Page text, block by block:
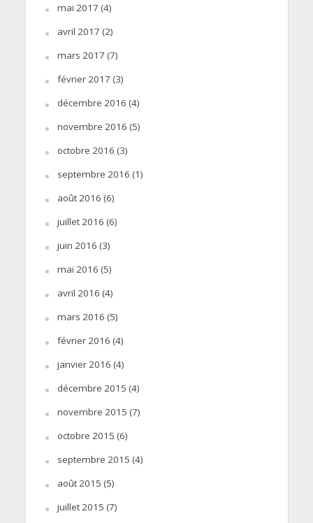
mai 2017 (4)
avril 2017 (2)
mars 2017 (7)
février 2017 (3)
décembre 2016 (4)
novembre 2016 (5)
octobre 2016 (3)
septembre 2016 (1)
août 2016 (6)
juillet 2016 (6)
juin 2016 (3)
mai 2016 (5)
avril 2016 (4)
mars 2016 (5)
février 2016 (4)
janvier 2016 (4)
décembre 2015 (4)
novembre 2015 (7)
octobre 2015 (6)
septembre 2015 (4)
août 2015 (5)
juillet 2015 (7)